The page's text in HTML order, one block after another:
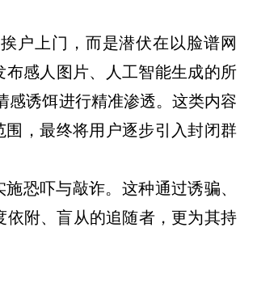
户上门，而是潜伏在以脸谱网
布感人图片、人工智能生成的所
诱饵进行精准渗透。这类内容
，最终将用户逐步引入封闭群
恐吓与敲诈。这种通过诱骗、
附、盲从的追随者，更为其持